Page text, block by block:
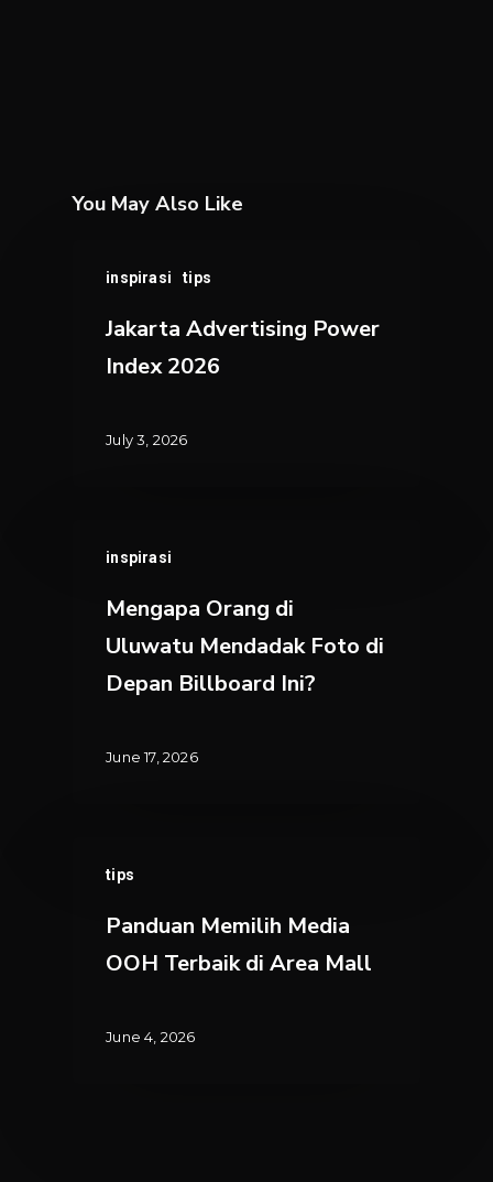
You May Also Like
inspirasi tips
Advertising
Power
2026
Jakarta Advertising Power
Index 2026
July 3, 2026
inspirasi
Orang
Uluwatu
Mendadak
Foto
Depan
Mengapa Orang di
Uluwatu Mendadak Foto di
Depan Billboard Ini?
June 17, 2026
tips
Memilih
Media
Terbaik
Area
Panduan Memilih Media
OOH Terbaik di Area Mall
June 4, 2026